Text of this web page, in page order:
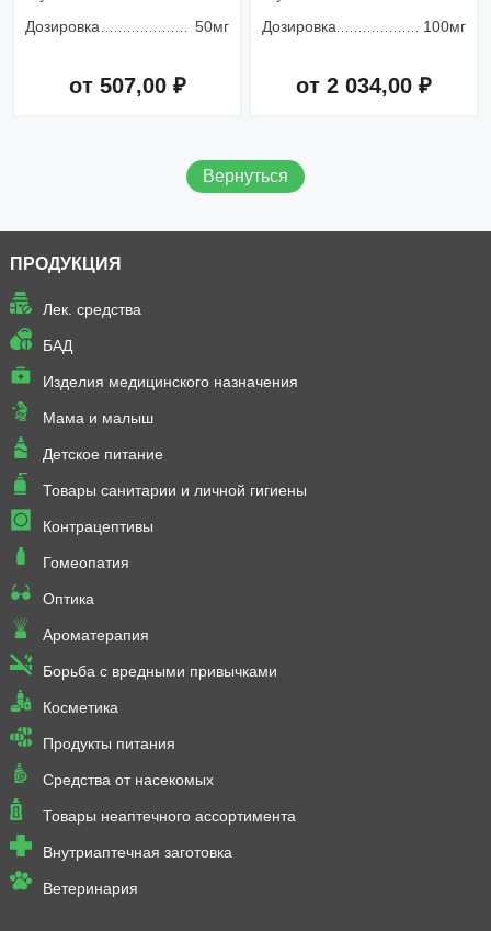
Дозировка
50мг
от 507,00 ₽
Дозировка
100мг
от 2 034,00 ₽
Вернуться
ПРОДУКЦИЯ
Лек. средства
БАД
Изделия медицинского назначения
Мама и малыш
Детское питание
Товары санитарии и личной гигиены
Контрацептивы
Гомеопатия
Оптика
Ароматерапия
Борьба с вредными привычками
Косметика
Продукты питания
Средства от насекомых
Товары неаптечного ассортимента
Внутриаптечная заготовка
Ветеринария